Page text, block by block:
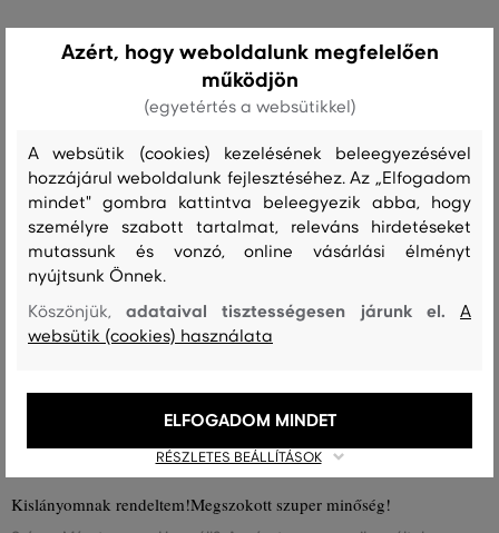
Recenziók
ÜGYFELEINKNEK ÁLTAL ÉRTÉKELT MÉRETEK
A méret sokkal kisebb, mint amit
viselek
0
A méret egy kicsit kisebb, mint
amit viselek
0
A méret megegyezik az általam
szokásosan viselt mérettel
A méret egy kicsit nagyobb, mint
A méret sokkal nagyobb, mint
Kislányomnak rendeltem!Megszokott szuper minőség!
Azért, hogy weboldalunk megfelelően
működjön
(egyetértés a websütikkel)
A websütik (cookies) kezelésének beleegyezésével
hozzájárul weboldalunk fejlesztéséhez. Az „Elfogadom
mindet" gombra kattintva beleegyezik abba, hogy
személyre szabott tartalmat, releváns hirdetéseket
mutassunk és vonzó, online vásárlási élményt
nyújtsunk Önnek.
Köszönjük,adataival tisztességesen járunk el.A
websütik (cookies) használata
RÉSZLETES BEÁLLÍTÁSOK
ELFOGADOM MINDET